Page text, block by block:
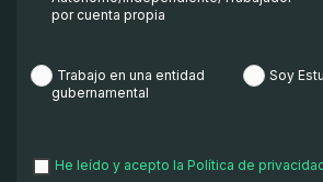
por cuenta propia
Trabajo en una entidad
gubernamental
Soy
He leído y acepto la Política de